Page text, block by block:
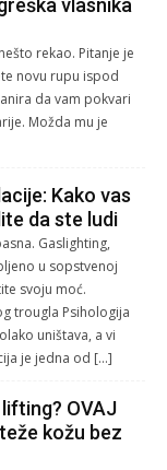
vlasnika
rekao. Pitanje je
novu rupu ispod
da vam pokvari
Možda mu je
Kako vas
da ste ludi
Gaslighting,
u sopstvenoj
svoju moć.
trougla Psihologija
uništava, a vi
je jedna od […]
OVAJ
kožu bez